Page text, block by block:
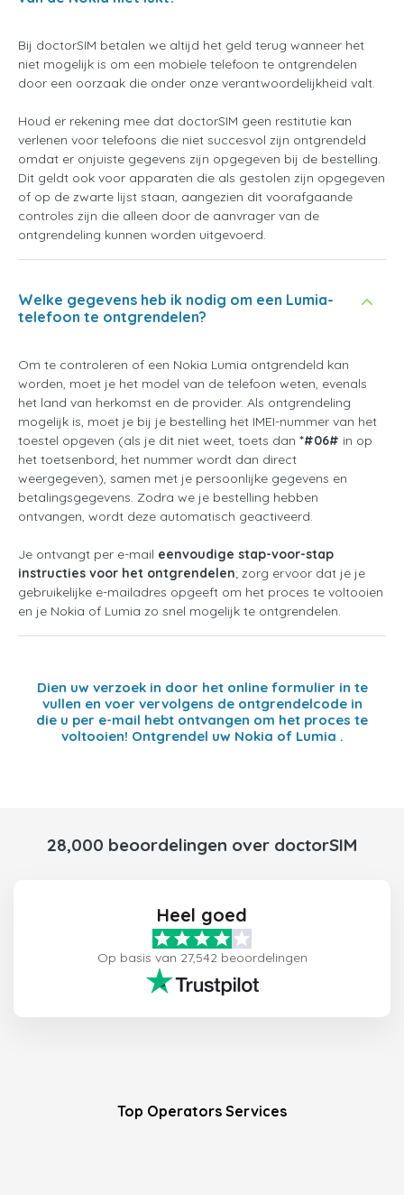
Bij doctorSIM betalen we altijd het geld terug wanneer het
niet mogelijk is om een mobiele telefoon te ontgrendelen
door een oorzaak die onder onze verantwoordelijkheid valt.
Houd er rekening mee dat doctorSIM geen restitutie kan
verlenen voor telefoons die niet succesvol zijn ontgrendeld
omdat er onjuiste gegevens zijn opgegeven bij de bestelling.
Dit geldt ook voor apparaten die als gestolen zijn opgegeven
of op de zwarte lijst staan, aangezien dit voorafgaande
controles zijn die alleen door de aanvrager van de
ontgrendeling kunnen worden uitgevoerd.
Welke gegevens heb ik nodig om een Lumia-
telefoon te ontgrendelen?
Om te controleren of een Nokia Lumia ontgrendeld kan
worden, moet je het model van de telefoon weten, evenals
het land van herkomst en de provider. Als ontgrendeling
mogelijk is, moet je bij je bestelling het IMEI-nummer van het
toestel opgeven (als je dit niet weet, toets dan *#06# in op
het toetsenbord; het nummer wordt dan direct
weergegeven), samen met je persoonlijke gegevens en
betalingsgegevens. Zodra we je bestelling hebben
ontvangen, wordt deze automatisch geactiveerd.
Je ontvangt per e-mail eenvoudige stap-voor-stap
instructies voor het ontgrendelen; zorg ervoor dat je je
gebruikelijke e-mailadres opgeeft om het proces te voltooien
en je Nokia of Lumia zo snel mogelijk te ontgrendelen.
Dien uw verzoek in door het online formulier in te
vullen en voer vervolgens de ontgrendelcode in
die u per e-mail hebt ontvangen om het proces te
voltooien! Ontgrendel uw Nokia of Lumia .
28,000 beoordelingen over doctorSIM
Heel goed
Op basis van 27,542 beoordelingen
Top Operators Services